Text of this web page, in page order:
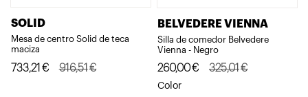
SOLID
Mesa de centro Solid de teca
maciza
916,51€
El
733,21 €
El
BELVEDERE VIENNA
Silla de comedor Belvedere
Vienna - Negro
325,01€
El
precio
260,00€
El
precio
Color